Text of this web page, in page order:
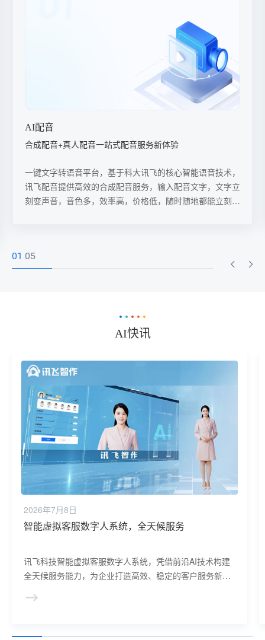
推文转视频
AI音视频自动生成，实现公众号、视频号双端同步宣传
通过讯飞的推文转视频AI工具，用户可以轻松实现从推文到
视频的转换，并同步在公众号和视频号上进行宣传，极大地
提高了内容创作的效率和覆盖范围。
02 05
AI快讯
2026年7月8日
真人配音，让您的内容更加生动有趣
真人配音，通过专业配音演员的精彩演绎，为您的内容增
添生动与趣味性，提升吸引力与传播效果，让听众在轻松